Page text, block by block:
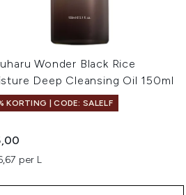
Wonder Black Rice
Deep Cleansing Oil 150ml
KORTING | CODE: SALELF
per L